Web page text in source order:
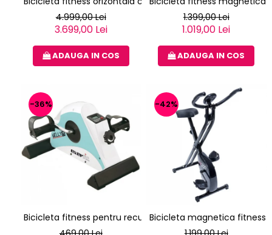
4.999,00 Lei
3.699,00 Lei
ADAUGA IN COS
1.399,00 Lei
1.019,00 Lei
ADAUGA IN COS
-36%
Bicicleta fitness pentru recuperare EVERFIT WELLY M
-42%
Bicicleta magnetica fitness